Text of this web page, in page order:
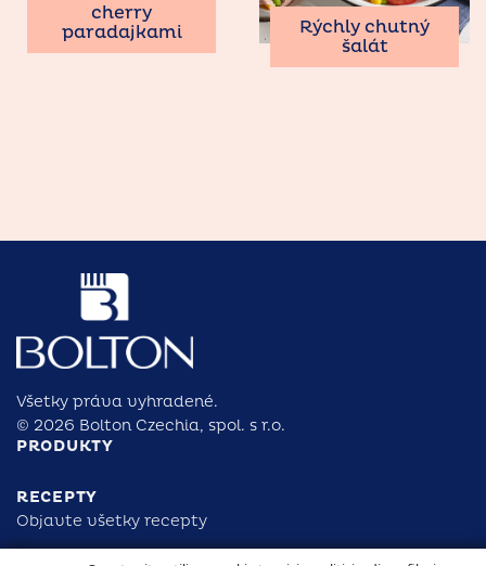
cherry
paradajkami
Rýchly chutný
šalát
Všetky práva vyhradené.
© 2026 Bolton Czechia, spol. s r.o.
PRODUKTY
RECEPTY
Objavte všetky recepty